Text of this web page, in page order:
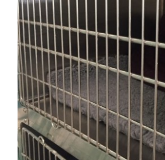
Chirurgie
Posté le 18 jan. 2019